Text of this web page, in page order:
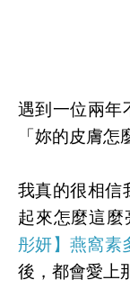
遇到一位兩年
「妳的皮膚怎
我真的很相信
起來怎麼這麼
彤妍】燕窩素
後，都會愛上